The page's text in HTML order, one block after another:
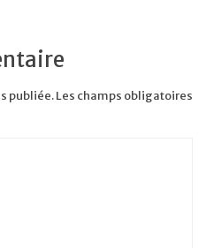
publiée.Les champs obligatoires